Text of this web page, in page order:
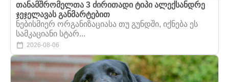
თანამშრომელთა 3 ძირითადი ტიპი ალექსანდრე
ჯეჯელავას განმარტებით
ნებისმიერ ორგანიზაციასა თუ გუნდში, იქნება ეს
სამკაციანი სტარ...
2026-08-06